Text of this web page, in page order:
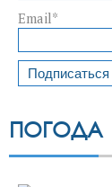
Email*
ПОГОДА